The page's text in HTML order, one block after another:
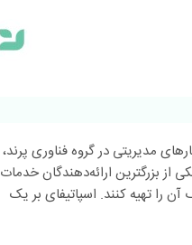
مدیریتی در گروه فناوری پرند،
از بزرگترین ارائه‌دهندگان خدمات
را تهیه کنند. اسپاتیفای بر یک